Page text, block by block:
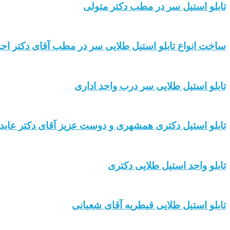
تابلو استیل سر در مطب دکتر متولی
ساخت انواع تابلو استیل طلایی سر در مطب آقای دکتر
تابلو استیل طلایی سر درب واحد اداری
تابلو استیل دکتری همشهری و دوست عزیز آقای دکتر
تابلو واحد استیل طلایی دکتری
تابلو استیل طلایی قیطریه آقای شعبانی